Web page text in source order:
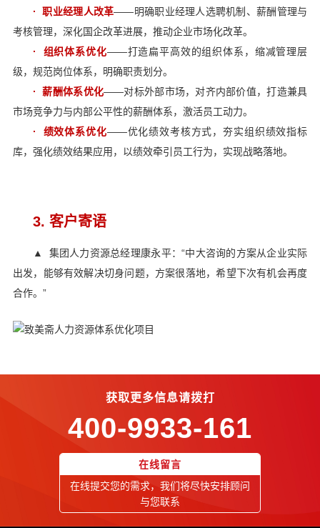
· 职业经理人改革——明确职业经理人选聘机制、薪酬管理与
考核管理，深化国企改革进展，推动企业市场化改革。
· 组织体系优化——打造扁平高效的组织体系，缩减管理层
级，规范岗位体系，明确职责划分。
·
薪酬体系优化——对标外部市场，对齐内部价值，打造兼具
市场竞争力与内部公平性的薪酬体系，激活员工动力。
·
绩效体系优化——优化绩效考核方式，夯实组织绩效指标
库，强化绩效结果应用，以绩效牵引员工行为，实现战略落地。
3. 客户寄语
▲ 集团人力资源总经理康永平：“中大咨询的方案从企业实际
出发，能够有效解决切身问题，方案很落地，希望下次有机会再度
合作。”
获取更多信息请拨打
400-9933-161
在线留言
在线提交您的需求，我们将尽快安排顾问
与您联系